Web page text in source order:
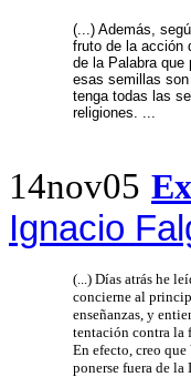
(...) Además,
fruto de la acción
de la Palabra
esas semillas
tenga todas las
religiones. ...
14nov05
Ignacio
(...) Días atrás he
concierne al
enseñanzas, y
tentación contra la
En efecto, creo
ponerse fuera de